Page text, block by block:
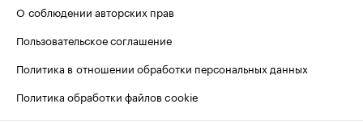
О соблюдении авторских прав
Пользовательское соглашение
Политика в отношении обработки персональных данных
Политика обработки файлов cookie